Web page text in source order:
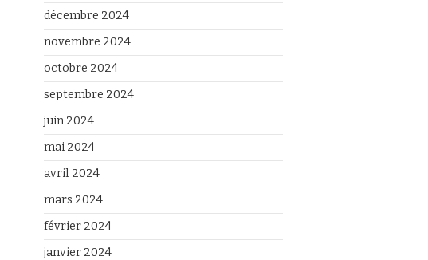
décembre 2024
novembre 2024
octobre 2024
septembre 2024
juin 2024
mai 2024
avril 2024
mars 2024
février 2024
janvier 2024